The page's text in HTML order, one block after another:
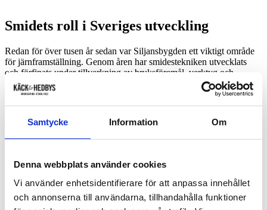
Samtycke Information Om
Denna webbplats använder cookies
Vi använder enhetsidentifierare för att anpassa innehållet
och annonserna till användarna, tillhandahålla funktioner
Smidets roll i Sveriges utveckling
Redan för över tusen år sedan var Siljansbygden ett viktigt område
för järnframställning. Genom åren har smidestekniken utvecklats
och förfinats under tillverkning av bruksföremål, verktyg och
redskap, för att producera mat, för att jaga, försvara sig mot fiender,
bygga, frakta, förvara.
Smidet och smidesprodukterna har haft en betydande roll i Sveriges
från tidigare generationer av smeder, och samtidigt ta till oss ny
teknik och nya metoder.
Käck & Hedbys Smidesbolag sedan 1922
Käck och Hedbys Smidesbolag startades 1922 av Johan Käck och
Johan Hedbys. Företaget var ursprungligen en modern